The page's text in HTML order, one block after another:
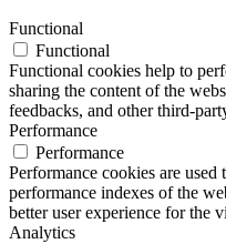
Functional
Functional
Functional cookies help to
sharing the content of the
feedbacks, and other third-
Performance
Performance
Performance cookies are
performance indexes of the
better user experience for the
Analytics